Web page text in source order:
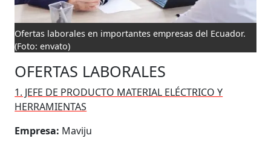
Ofertas laborales en importantes empresas del Ecuador.
(Foto: envato)
OFERTAS LABORALES
1. JEFE DE PRODUCTO MATERIAL ELÉCTRICO Y
HERRAMIENTAS
Empresa: Maviju